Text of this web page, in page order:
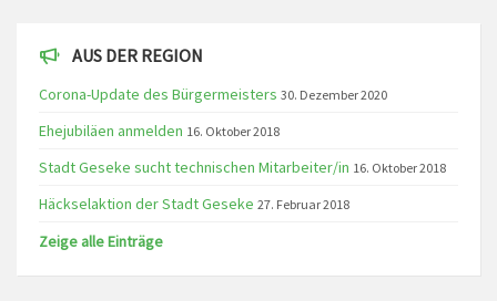
AUS DER REGION
Corona-Update des Bürgermeisters 30. Dezember 2020
Ehejubiläen anmelden 16. Oktober 2018
Stadt Geseke sucht technischen Mitarbeiter/in 16. Oktober 2018
Häckselaktion der Stadt Geseke 27. Februar 2018
Zeige alle Einträge